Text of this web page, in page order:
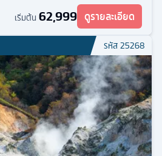
เริ่มต้น 62,999 ดูรายละเอียด
รหัส25268